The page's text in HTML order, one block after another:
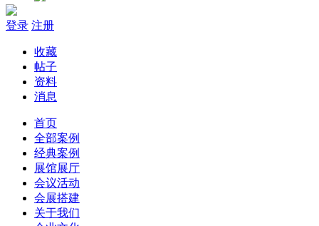
登录 注册
收藏
帖子
资料
消息
首页
全部案例
经典案例
展馆展厅
会议活动
会展搭建
关于我们